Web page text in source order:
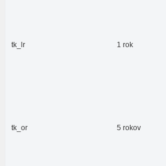
tk_lr 1 rok
tk_or 5 rokov